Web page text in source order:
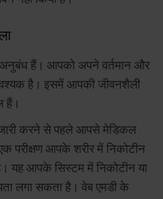
अनुबंध हैं। आपको अपने वर्तमान और
है। इसमें आपकी जीवनशैली
हैं।
जारी करने से पहले आपसे मेडिकल
परीक्षण आपके शरीर में निकोटीन
यह आपके सिस्टम में निकोटीन या
लगा सकता है। वेब एमडी के